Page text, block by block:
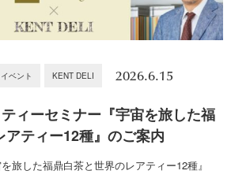
ベント KENT DELI 2026.6.15
ティーセミナー『宇宙を旅した福
アティー12種』のご案内
旅した福鼎白茶と世界のレアティー12種』